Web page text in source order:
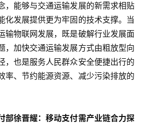
，能够与交通运输发展的新需求相贴
化发展提供更为牢固的技术支撑。当
输物联网发展，既是破解行业发展面
，加快交通运输发展方式由粗放型向
，也是服务人民群众安全便捷出行的
率、节约能源资源、减少污染排放的
部徐晋耀：移动支付需产业链合力探